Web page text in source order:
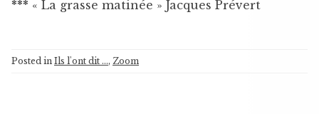
*** « La grasse matinée » Jacques Prévert
Posted in Ils l'ont dit ..., Zoom